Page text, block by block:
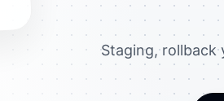
Staging, rollback